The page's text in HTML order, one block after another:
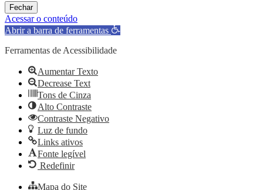
Fechar
Acessar o conteúdo
Abrir a barra de ferramentas
Ferramentas de Acessibilidade
Aumentar Texto
Decrease Text
Tons de Cinza
Alto Contraste
Contraste Negativo
Luz de fundo
Links ativos
Fonte legível
Redefinir
Mapa do Site